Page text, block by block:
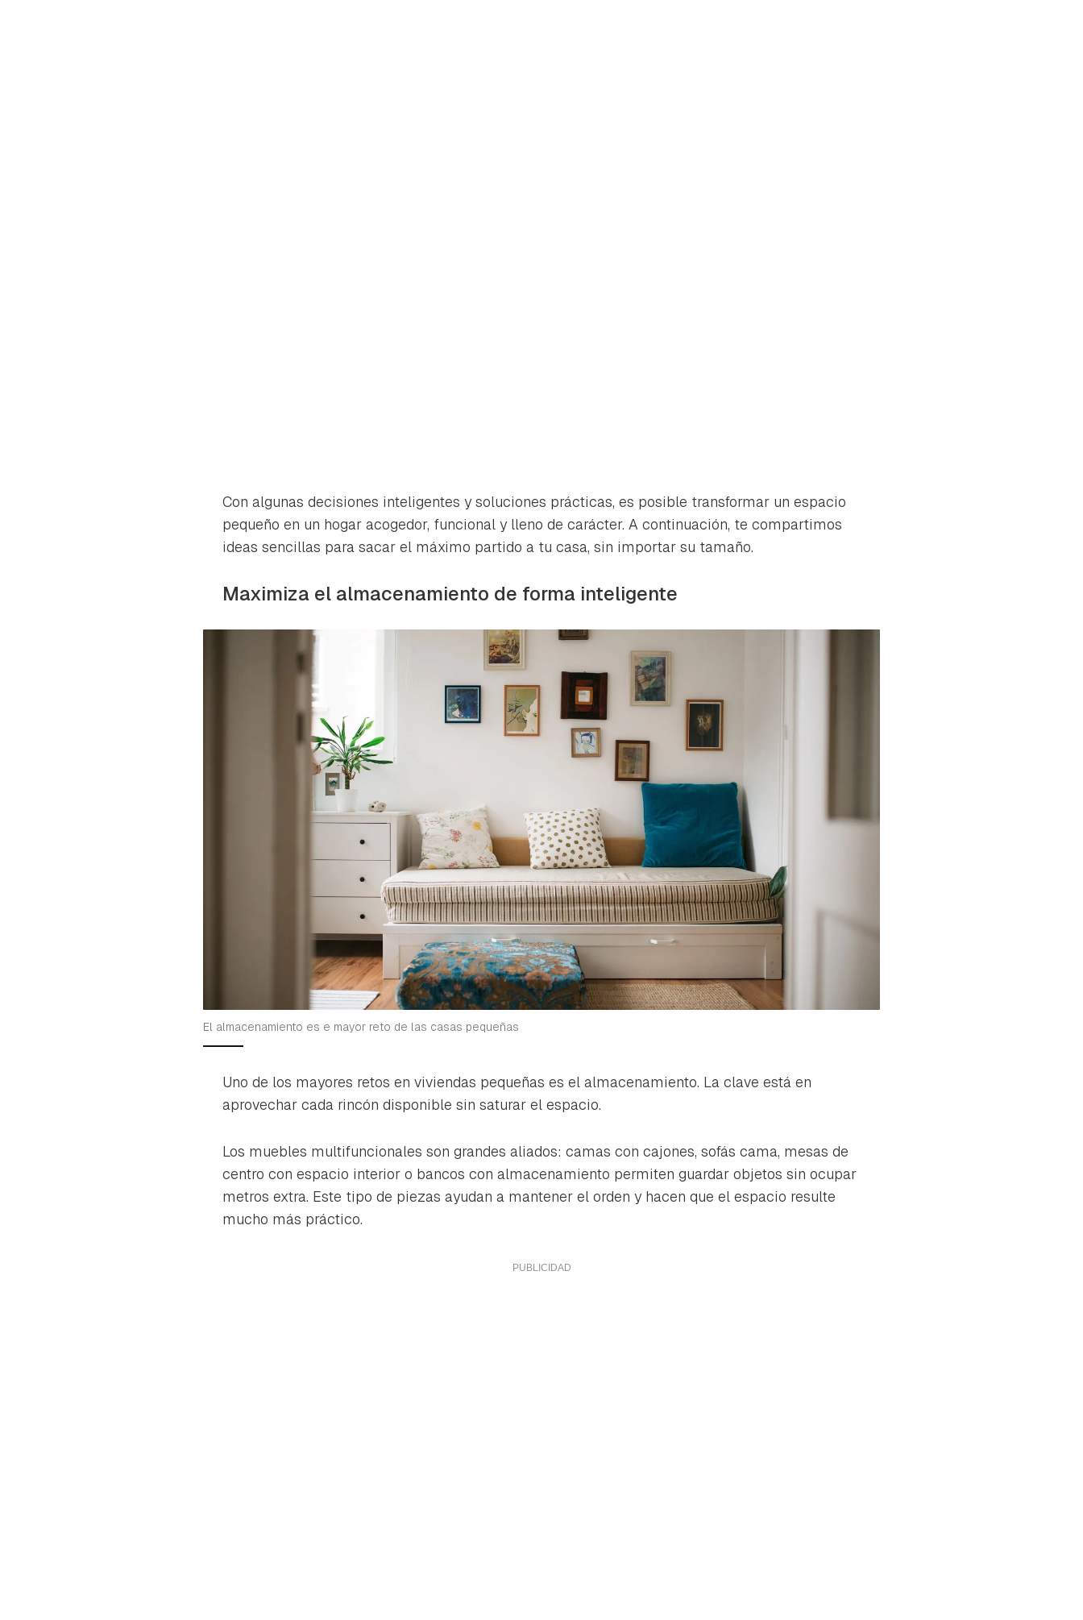
Para poder guardar como favorito, primero has de iniciar sesión con tu
cuenta de Hogarmanía.
Con algunas decisiones inteligentes y soluciones prácticas, es posible transformar un espacio
pequeño en un hogar acogedor, funcional y lleno de carácter. A continuación, te compartimos
ideas sencillas para sacar el máximo partido a tu casa, sin importar su tamaño.
Maximiza el almacenamiento de forma inteligente
El almacenamiento es e mayor reto de las casas pequeñas
Uno de los mayores retos en viviendas pequeñas es el almacenamiento. La clave está en
aprovechar cada rincón disponible sin saturar el espacio.
Los muebles multifuncionales son grandes aliados: camas con cajones, sofás cama, mesas de
centro con espacio interior o bancos con almacenamiento permiten guardar objetos sin ocupar
metros extra. Este tipo de piezas ayudan a mantener el orden y hacen que el espacio resulte
mucho más práctico.
Contenido enviado
Gracias por suscribirte a nuestro boletín.